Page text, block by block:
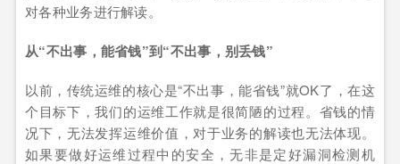
对各种业务进行解读。
从“不出事，能省钱”到“不出事，别丢钱”
以前，传统运维的核心是“不出事，能省钱”就OK了，在这
个目标下，我们的运维工作就是很简陋的过程。省钱的情
况下，无法发挥运维价值，对于业务的解读也无法体现。
如果要做好运维过程中的安全，无非是定好漏洞检测机